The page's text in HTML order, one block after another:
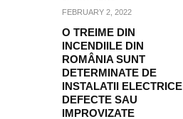
FEBRUARY 2, 2022
O TREIME DIN
INCENDIILE DIN
ROMÂNIA SUNT
DETERMINATE DE
INSTALATII ELECTRICE
DEFECTE SAU
IMPROVIZATE